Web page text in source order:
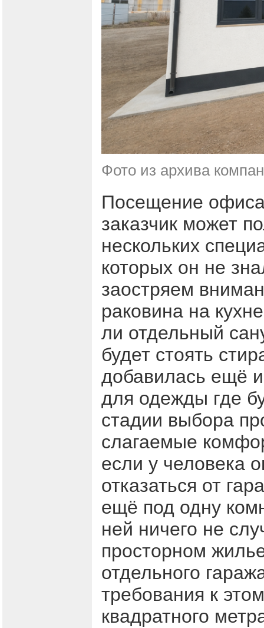
Фото из архива
Посещение
заказчик может
нескольких
которых он не
заостряем
раковина на
ли отдельный
будет стоять
добавилась ещё
для одежды где
стадии выбора
слагаемые
если у человека
отказаться от
ещё под одну
ней ничего не
просторном
отдельного
требования к
квадратного